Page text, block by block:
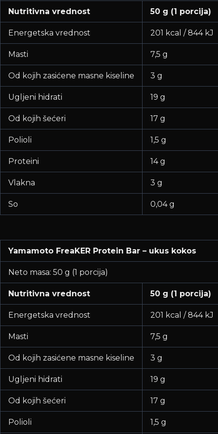
Nutritivna vrednost 50 g (1 porcija)
Energetska vrednost 201 kcal / 844 kJ
Masti 7,5 g
Od kojih zasićene masne kiseline 3 g
Ugljeni hidrati 19 g
Od kojih šećeri 17 g
Polioli 1,5 g
Proteini 14 g
Vlakna 3 g
So 0,04 g
Yamamoto FreaKER Protein Bar – ukus kokos
Neto masa: 50 g (1 porcija)
Nutritivna vrednost 50 g (1 porcija)
Energetska vrednost 201 kcal / 844 kJ
Masti 7,5 g
Od kojih zasićene masne kiseline 3 g
Ugljeni hidrati 19 g
Od kojih šećeri 17 g
Polioli 1,5 g